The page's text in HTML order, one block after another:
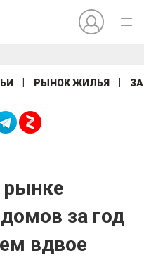
РЫНОК ЖИЛЬЯ
за год
вдвое